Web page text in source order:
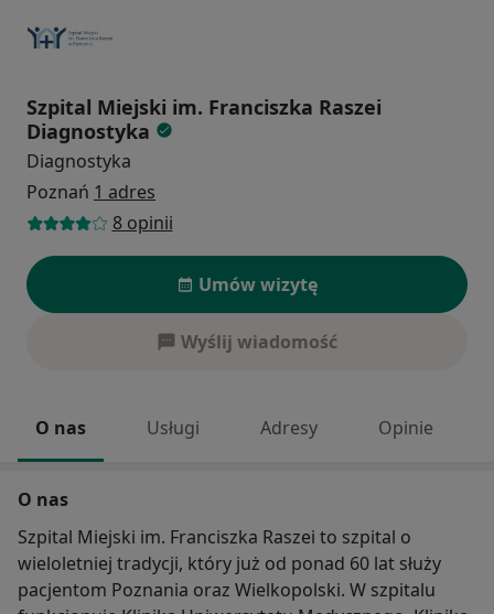
Szpital Miejski im. Franciszka Raszei
Diagnostyka
Diagnostyka
Poznań 1 adres
8 opinii
Umów wizytę
Wyślij wiadomość
O nas Usługi Adresy Opinie
O nas
Szpital Miejski im. Franciszka Raszei to szpital o
wieloletniej tradycji, który już od ponad 60 lat służy
pacjentom Poznania oraz Wielkopolski. W szpitalu